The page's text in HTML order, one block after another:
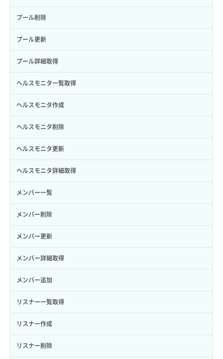
サブユーザー作成
サブユーザー削除
サブユーザー更新
サブユーザー詳細取得
トークン発行
パーミッション一覧取得
ロールからパーミッションを紐づけ解除
ロールにパーミッションを紐づけ
ロール一覧取得
ロール作成
ロール削除
ロール更新
ロール詳細取得
イメージ保存容量変更
イメージ削除
イメージ詳細取得
SSHキーペア詳細取得
アタッチ済みポート一覧取得
アタッチ済みポート詳細取得
アタッチ済みボリューム一覧
アタッチ済みボリューム詳細取得
コンソールURL発行
サーバーに紐づくアドレス取得
サーバーに紐づくアドレス取得（ネットワーク指定）
サーバーに紐づくセキュリティグループ取得
サーバープラン一覧取得
サーバープラン変更
サーバープラン詳細一覧取得
サーバープラン詳細取得
サーバーメタデータ取得
サーバーメタデータ更新（ネームタグ変更）
サーバー一覧取得
サブネット作成（ローカルネットワーク用）
サブネット削除（ローカルネットワーク用）
サブネット詳細取得
セキュリティグループ ルール一覧取得
セキュリティグループ ルール作成
セキュリティグループ ルール削除
セキュリティグループ ルール詳細取得
セキュリティグループ一覧取得
セキュリティグループ作成
セキュリティグループ削除
セキュリティグループ更新
セキュリティグループ詳細取得
ネットワーク一覧取得
ネットワーク作成（ローカルネットワーク用）
ネットワーク削除（ローカルネットワーク用）
ネットワーク詳細取得
プール削除
プール更新
プール詳細取得
ヘルスモニタ一覧取得
ヘルスモニタ作成
ヘルスモニタ削除
ヘルスモニタ更新
ヘルスモニタ詳細取得
メンバー一覧
メンバー削除
メンバー更新
メンバー詳細取得
メンバー追加
リスナー一覧取得
リスナー作成
リスナー削除